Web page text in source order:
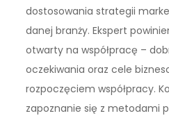
dostosowania strategii
danej branży. Ekspert
otwarty na współpracę –
oczekiwania oraz cele
rozpoczęciem współpracy.
zapoznanie się z metodami